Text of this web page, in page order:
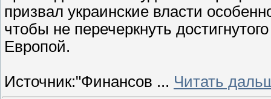
призвал украинские власти
чтобы не перечеркнуть
Европой.
Источник:"Финансов ... Читать